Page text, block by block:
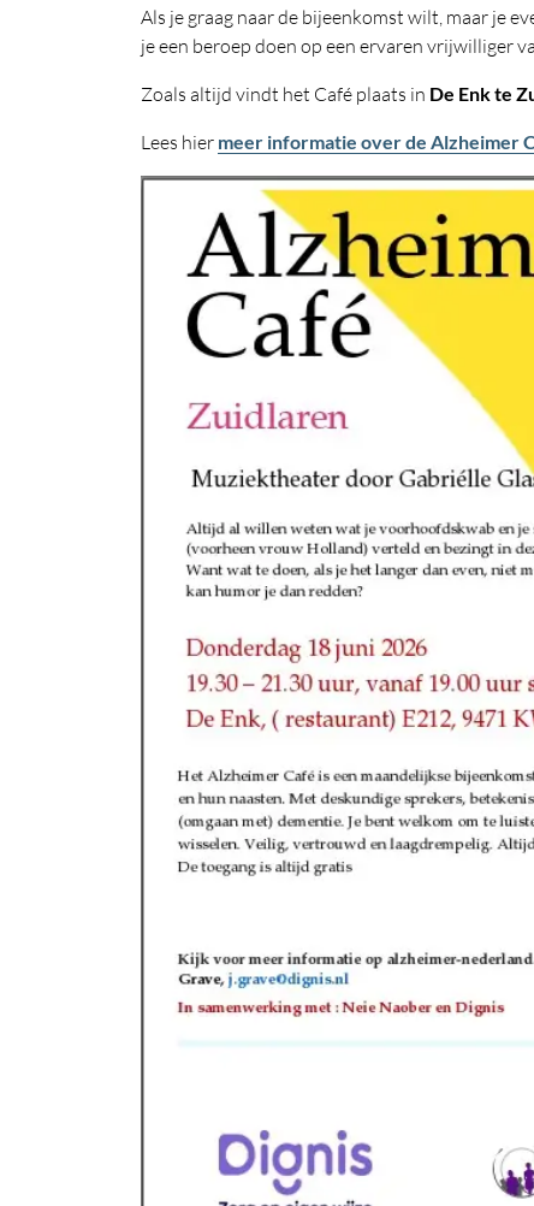
Als je graag naar de bijeenkomst wilt, maar je
je een beroep doen op een ervaren vrijwilliger
Zoals altijd vindt het Café plaats in De Enk te
Lees hier meer informatie over de Alzheimer